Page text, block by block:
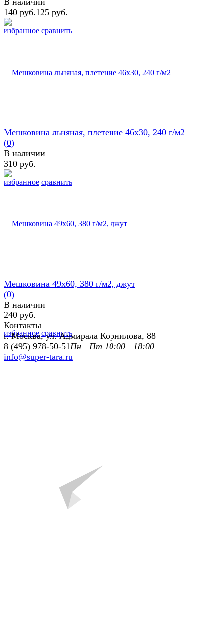
избранное сравнить
140 руб.125 руб.
избранное сравнить
Мешковина льняная, плетение 46х30, 240 г/м2
(0)
В наличии
310 руб.
избранное сравнить
Мешковина 49х60, 380 г/м2, джут
(0)
В наличии
240 руб.
Контакты
г. Москва, ул. Адмирала Корнилова, 88
8 (495) 978-50-51 Пн—Пт 10:00—18:00
info@super-tara.ru